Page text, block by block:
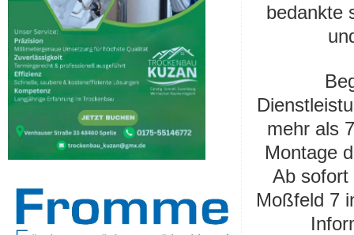
bedankte
mehr als
Montage
Ab sofort
Moßfeld 7